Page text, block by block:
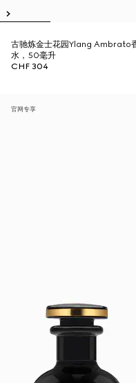
古驰炼金士花园Ylang Ambrato
水，50毫升
CHF 304
官网专享